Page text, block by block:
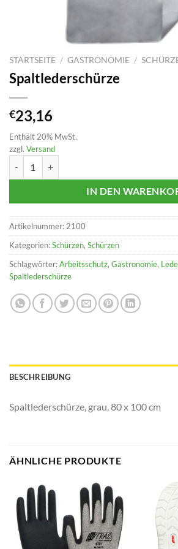
STARTSEITE / GASTRONOMIE /
Spaltlederschürze
€23,16
Enthält 20% MwSt.
zzgl. Versand
IN DEN
Artikelnummer: 2100
Kategorien:Schürzen, Schürzen
Schlagwörter:Arbeitsschutz, Gastronomie,
Spaltlederschürze
BESCHREIBUNG
Spaltlederschürze, grau, 80 x 100 cm
ÄHNLICHE PRODUKTE